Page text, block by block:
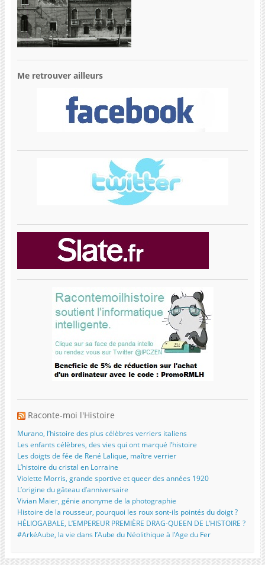
Me retrouver ailleurs
Raconte-moi l'Histoire
Murano, l’histoire des plus célèbres verriers italiens
Les enfants célèbres, des vies qui ont marqué l’histoire
Les doigts de fée de René Lalique, maître verrier
L’histoire du cristal en Lorraine
Violette Morris, grande sportive et queer des années 1920
L’origine du gâteau d’anniversaire
Vivian Maier, génie anonyme de la photographie
Histoire de la rousseur, pourquoi les roux sont-ils pointés du doigt ?
HÉLIOGABALE, L’EMPEREUR PREMIÈRE DRAG-QUEEN DE L’HISTOIRE ?
#ArkéAube, la vie dans l’Aube du Néolithique à l’Age du Fer